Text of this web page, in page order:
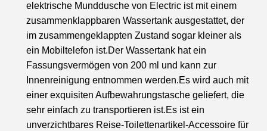
elektrische Munddusche von Electric ist mit einem
zusammenklappbaren Wassertank ausgestattet, der
im zusammengeklappten Zustand sogar kleiner als
ein Mobiltelefon ist.Der Wassertank hat ein
Fassungsvermögen von 200 ml und kann zur
Innenreinigung entnommen werden.Es wird auch mit
einer exquisiten Aufbewahrungstasche geliefert, die
sehr einfach zu transportieren ist.Es ist ein
unverzichtbares Reise-Toilettenartikel-Accessoire für